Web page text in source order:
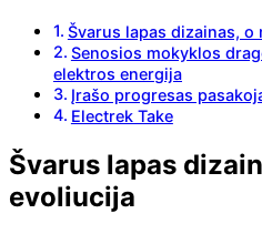
Švarus lapas dizainas, o
Senosios mokyklos
elektros energija
Įrašo progresas
Electrek Take
Švarus lapas
evoliucija